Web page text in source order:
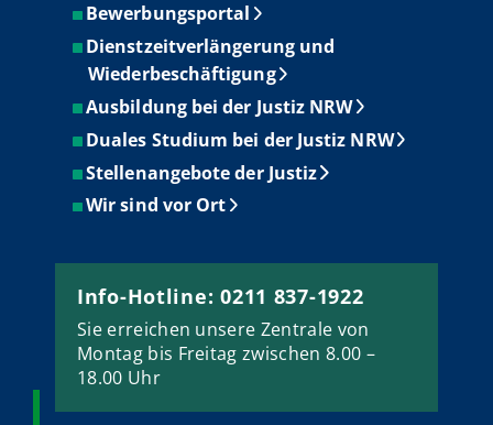
Bewerbungsportal
Dienstzeitverlängerung und
Wiederbeschäftigung
Ausbildung bei der Justiz NRW
Duales Studium bei der Justiz NRW
Stellenangebote der Justiz
Wir sind vor Ort
Info-Hotline: 0211 837-1922
Sie erreichen unsere Zentrale von
Montag bis Freitag zwischen 8.00 –
18.00 Uhr